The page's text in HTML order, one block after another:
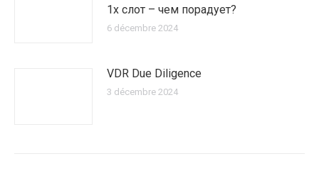
1х слот – чем порадует?
6 décembre 2024
VDR Due Diligence
3 décembre 2024